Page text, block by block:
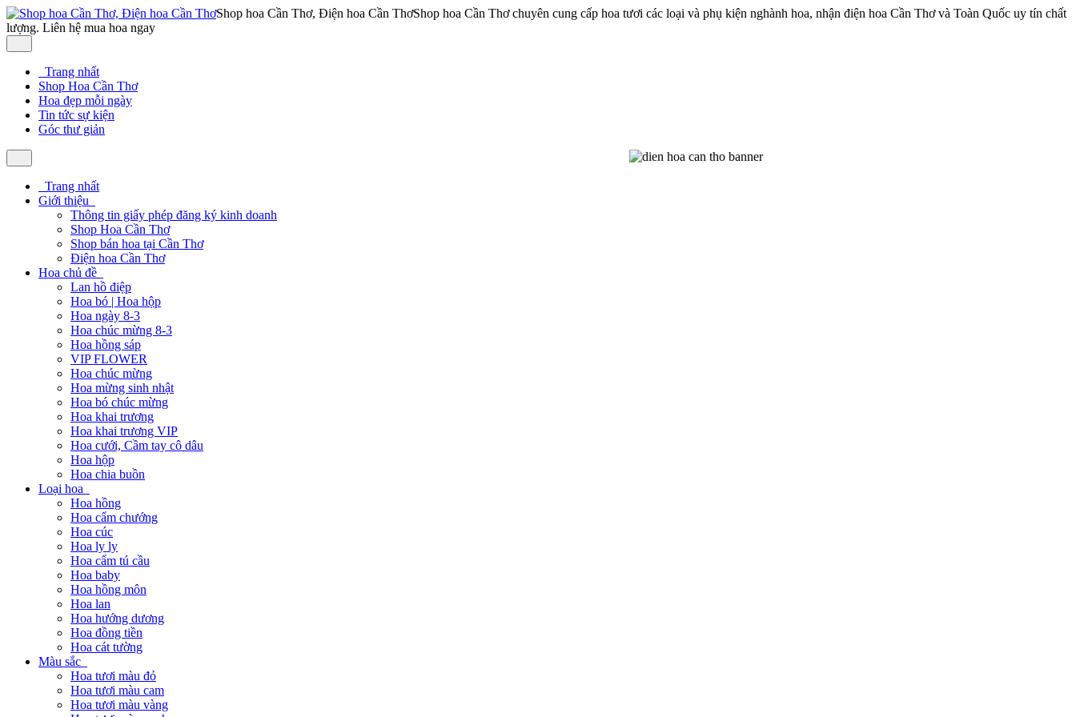
Shop hoa Cần Thơ, Điện hoa Cần ThơShop hoa Cần Thơ chuyên cung cấp hoa tươi các loại và phụ kiện nghành hoa, nhận điện hoa Cần Thơ và Toàn Quốc uy tín chất
lượng. Liên hệ mua hoa ngay
Trang nhất
Shop Hoa Cần Thơ
Hoa đẹp mỗi ngày
Tin tức sự kiện
Góc thư giản
Trang nhất
Giới thiệu
Thông tin giấy phép đăng ký kinh doanh
Shop Hoa Cần Thơ
Shop bán hoa tại Cần Thơ
Điện hoa Cần Thơ
Hoa chủ đề
Lan hồ điệp
Hoa bó | Hoa hộp
Hoa ngày 8-3
Hoa chúc mừng 8-3
Hoa hồng sáp
VIP FLOWER
Hoa chúc mừng
Hoa mừng sinh nhật
Hoa bó chúc mừng
Hoa khai trương
Hoa khai trương VIP
Hoa cưới, Cầm tay cô dâu
Hoa hộp
Hoa chia buồn
Loại hoa
Hoa hồng
Hoa cẩm chướng
Hoa cúc
Hoa ly ly
Hoa cẩm tú cầu
Hoa baby
Hoa hồng môn
Hoa lan
Hoa hướng dương
Hoa đồng tiền
Hoa cát tường
Màu sắc
Hoa tươi màu đỏ
Hoa tươi màu cam
Hoa tươi màu vàng